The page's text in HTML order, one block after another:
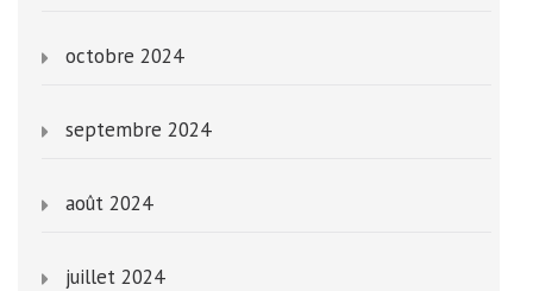
octobre 2024
septembre 2024
août 2024
juillet 2024